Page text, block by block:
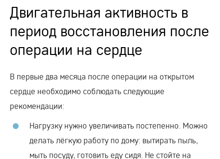
Двигательная активность в
период восстановления после
операции на сердце
В первые два месяца после операции на открытом
сердце необходимо соблюдать следующие
рекомендации:
Нагрузку нужно увеличивать постепенно. Можно
делать лёгкую работу по дому: вытирать пыль,
мыть посуду, готовить еду сидя. Не стойте на